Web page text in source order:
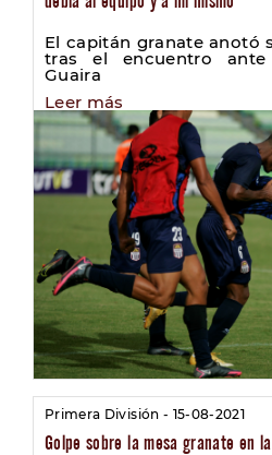
El capitán granate anotó
tras el encuentro ante
Guaira
Leer más
Primera División - 15-08-2021
Golpe sobre la mesa granate en